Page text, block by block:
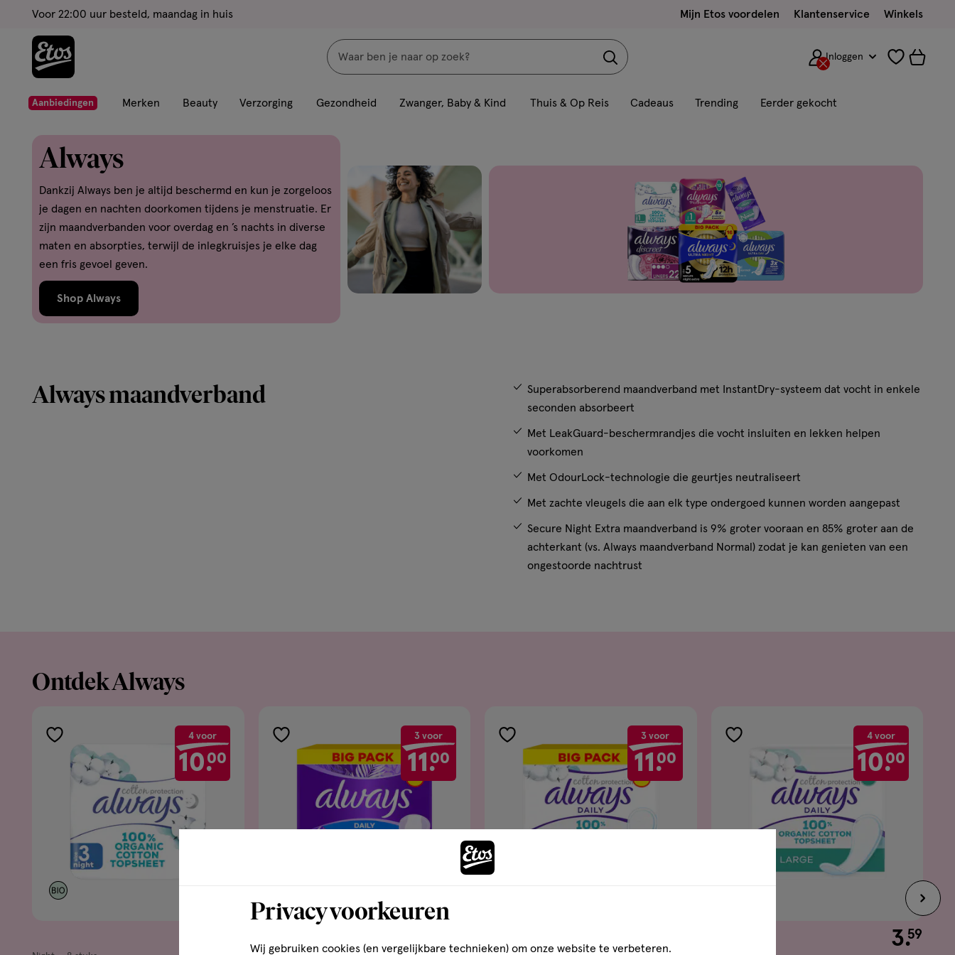
ga
de
hoofd
ga
de
zoekbalk
naar
de
footer
Voor 22:00 uur besteld, maandag in huis Mijn Etos voordelen Klantenservice Winkels
Zoeken
met
veld
volledig
venster
geavanceerde
zoekopties
Inloggen
Aanbiedingen Merken Beauty Verzorging Gezondheid Zwanger, Baby & Kind Thuis & Op Reis Cadeaus Trending Eerder gekocht
Always
Dankzij Always ben je altijd beschermd en kun je zorgeloos
je dagen en nachten doorkomen tijdens je menstruatie. Er
zijn maandverbanden voor overdag en ’s nachts in diverse
maten en absorpties, terwijl de inlegkruisjes je elke dag
een fris gevoel geven.
Shop Always
Always maandverband
Superabsorberend maandverband met InstantDry-systeem dat vocht in enkele
seconden absorbeert
Met LeakGuard-beschermrandjes die vocht insluiten en lekken helpen
voorkomen
Met OdourLock-technologie die geurtjes neutraliseert
Met zachte vleugels die aan elk type ondergoed kunnen worden aangepast
Secure Night Extra maandverband is 9% groter vooraan en 85% groter aan de
achterkant (vs. Always maandverband Normal) zodat je kan genieten van een
ongestoorde nachtrust
Ontdek Always
4 voor
10.00
toevoegen
aan
verlanglijst
3 voor
11.00
toevoegen
aan
verlanglijst
6
3 voor
11.00
toevoegen
aan
verlanglijst
4 voor
10.00
toevoegen
verlanglijst
€ 3.59
3.59
Privacy voorkeuren
Wij gebruiken cookies (en vergelijkbare technieken) om onze website te verbeteren.